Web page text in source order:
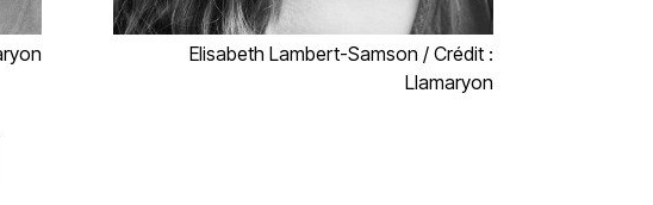
Elisabeth Lambert-Samson / Crédit :
Llamaryon